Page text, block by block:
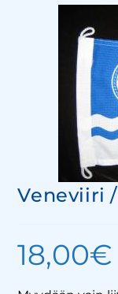
Veneviiri
18,00€